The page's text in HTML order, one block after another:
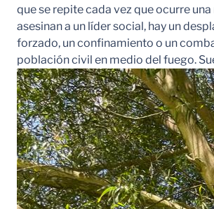
que se repite cada vez que ocurre
asesinan a un líder social, hay un
forzado, un confinamiento o un
población civil en medio del fuego.